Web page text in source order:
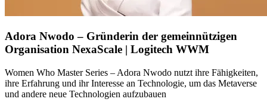
Adora Nwodo – Gründerin der gemeinnützigen
Organisation NexaScale | Logitech WWM
Women Who Master Series – Adora Nwodo nutzt ihre Fähigkeiten,
ihre Erfahrung und ihr Interesse an Technologie, um das Metaverse
und andere neue Technologien aufzubauen